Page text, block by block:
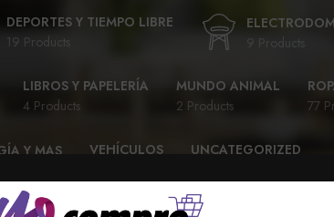
DEPORTES Y TIEMPO LIBRE
19 Products
9 Products
LIBROS Y PAPELERÍA
4 Products
MUNDO ANIMAL
2 Products
77
Y MAS
VEHÍCULOS
UNCATEGORIZED